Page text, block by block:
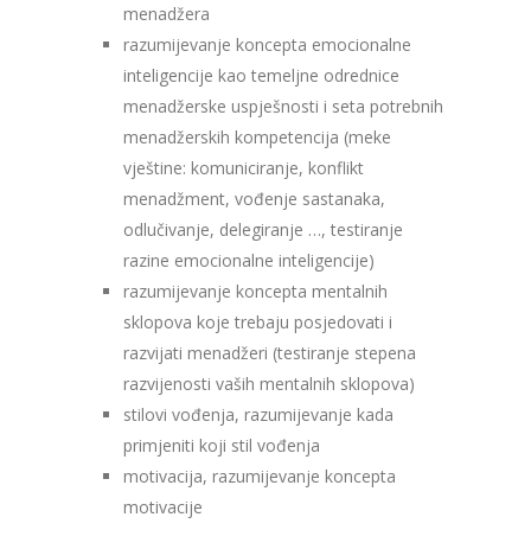
menadžera
razumijevanje koncepta emocionalne
inteligencije kao temeljne odrednice
menadžerske uspješnosti i seta potrebnih
menadžerskih kompetencija (meke
vještine: komuniciranje, konflikt
menadžment, vođenje sastanaka,
odlučivanje, delegiranje …, testiranje
razine emocionalne inteligencije)
razumijevanje koncepta mentalnih
sklopova koje trebaju posjedovati i
razvijati menadžeri (testiranje stepena
razvijenosti vaših mentalnih sklopova)
stilovi vođenja, razumijevanje kada
primjeniti koji stil vođenja
motivacija, razumijevanje koncepta
motivacije